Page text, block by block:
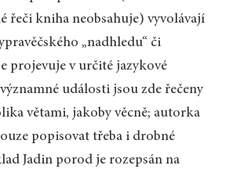
řeči kniha neobsahuje) vyvolávají
„nadhledu“ či
projevuje v určité jazykové
události jsou zde řečeny
větami, jakoby věcně; autorka
popisovat třeba i drobné
Jadin porod je rozepsán na